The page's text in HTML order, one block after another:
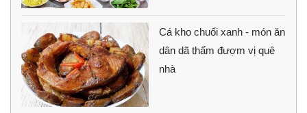
Cá kho chuối xanh - món ăn
dân dã thấm đượm vị quê
nhà